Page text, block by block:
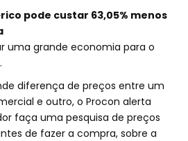
pode custar 63,05% menos
uma grande economia para o
diferença de preços entre um
e outro, o Procon alerta
faça uma pesquisa de preços
de fazer a compra, sobre a